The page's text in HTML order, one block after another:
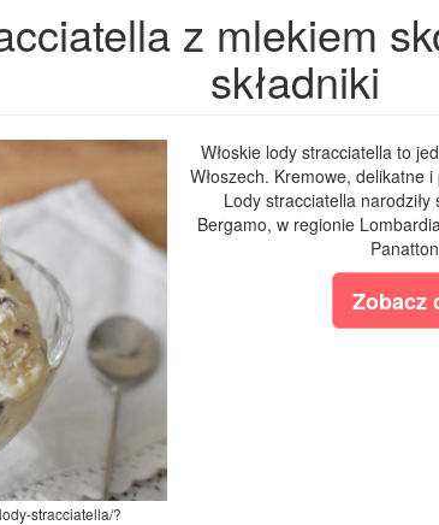
z mlekiem
składniki
stracciatella/?
Włoskie lody stracciatella to
Włoszech. Kremowe, delikatne
Lody stracciatella
Bergamo, w regionie
Zobacz